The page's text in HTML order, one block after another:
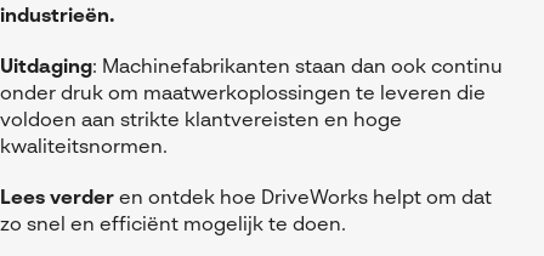
DriveWorks
DraftSight
ENOVIA
SOLIDWORKS Simulation
Meer
SOLIDWORKS Composer
SOLIDWORKS Visualize
SOLIDWORKS Inspection
Evenementen
MyCAD Day 2026
Referenties
Acties en promoties
Kennis
industrieën.
Uitdaging: Machinefabrikanten staan dan ook continu
onder druk om maatwerkoplossingen te leveren die
voldoen aan strikte klantvereisten en hoge
kwaliteitsnormen.
Lees verder en ontdek hoe DriveWorks helpt om dat
zo snel en efficiënt mogelijk te doen.